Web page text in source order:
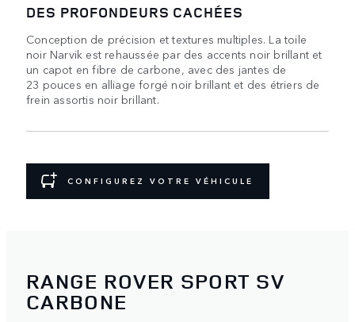
DES PROFONDEURS CACHÉES
Conception de précision et textures multiples. La toile
noir Narvik est rehaussée par des accents noir brillant et
un capot en fibre de carbone, avec des jantes de
23 pouces en alliage forgé noir brillant et des étriers de
frein assortis noir brillant.
CONFIGUREZ VOTRE VÉHICULE
RANGE ROVER SPORT SV
CARBONE